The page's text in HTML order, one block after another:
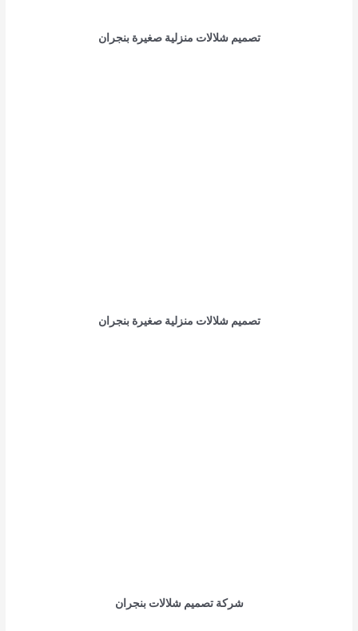
تصميم شلالات منزلية صغيرة بنجران
تصميم شلالات منزلية صغيرة بنجران
شركة تصميم شلالات بنجران